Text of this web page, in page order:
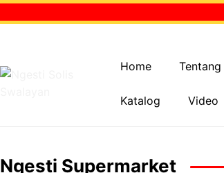
Home Tentang
Katalog Video
Ngesti Supermarket